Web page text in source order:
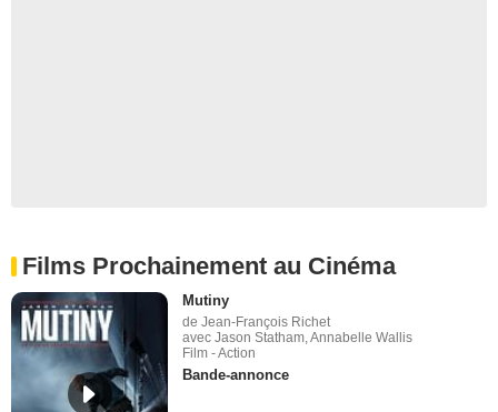
Films Prochainement au Cinéma
Mutiny
de Jean-François Richet
avec Jason Statham, Annabelle Wallis
Film - Action
Bande-annonce